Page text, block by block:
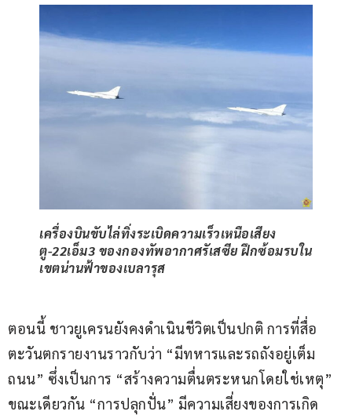
เครื่องบินขับไล่ทิ่งระเบิดความเร็วเหนือเสียง
ตู-22เอ็ม3 ของกองทัพอากาศรัเสซีย ฝึกซ้อมรบใน
เขตน่านฟ้าของเบลารุส
ตอนนี้ ชาวยูเครนยังคงดำเนินชีวิตเป็นปกติ การที่สื่อ
ตะวันตกรายงานราวกับว่า “มีทหารและรถถังอยู่เต็ม
ถนน” ซึ่งเป็นการ “สร้างความตื่นตระหนกโดยใช่เหตุ”
ขณะเดียวกัน “การปลุกปั่น” มีความเสี่ยงของการเกิด